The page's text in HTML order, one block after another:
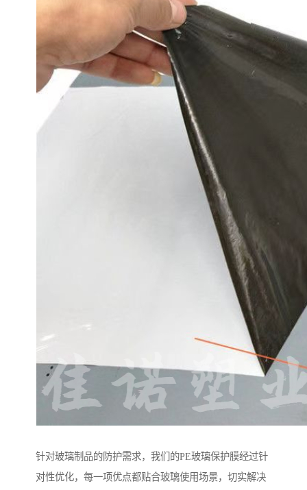
针对玻璃制品的防护需求，我们的PE玻璃保护膜经过针
对性优化，每一项优点都贴合玻璃使用场景，切实解决